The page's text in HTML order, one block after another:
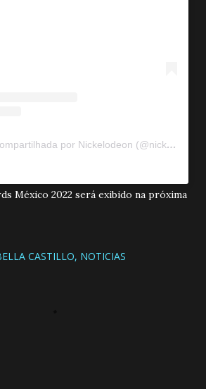
Uma publicação compartilhada por Nickelodeon (@nickelodeonla)
México 2022 será exibido na próxima
CASTILLO NOTICIAS